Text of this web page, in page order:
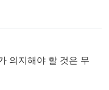
의지해야 할 것은 무